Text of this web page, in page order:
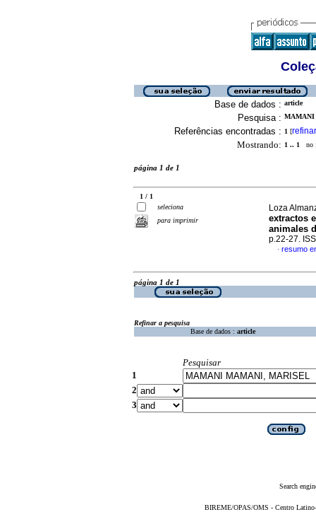
Base de dados : article
Pesquisa : MAMANI
Referências encontradas : 1 [refinar
Mostrando: 1 .. 1 no
página 1 de 1
1 / 1
seleciona
para imprimir
Loza
extractos
animales
p.22-27.
· resumo
página 1 de 1
Refinar a pesquisa
Base de dados : article
Pesquisar
1
2
3
Search
BIREME/OPAS/OMS - Centro Latino-